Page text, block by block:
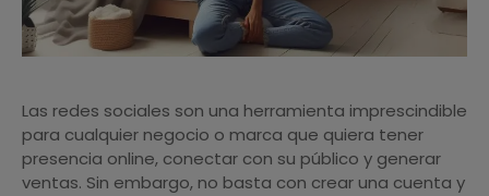
Las redes sociales son una herramienta imprescindible
para cualquier negocio o marca que quiera tener
presencia online, conectar con su público y generar
ventas. Sin embargo, no basta con crear una cuenta y